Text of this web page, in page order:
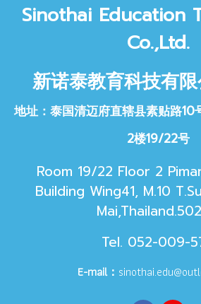
Sinothai Education
Co.,Ltd.
新诺泰教育科技有
地址：泰国清迈府直辖县素贴路10
2楼19/22号
Room 19/22 Floor 2
Building Wing41, M.10
Tel. 052-009-
E-mail：